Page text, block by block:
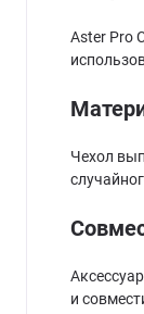
Aster Pro
Чехол
и